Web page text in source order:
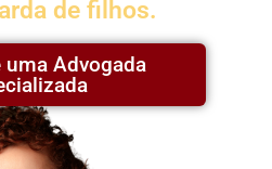
de filhos.
uma Advogada